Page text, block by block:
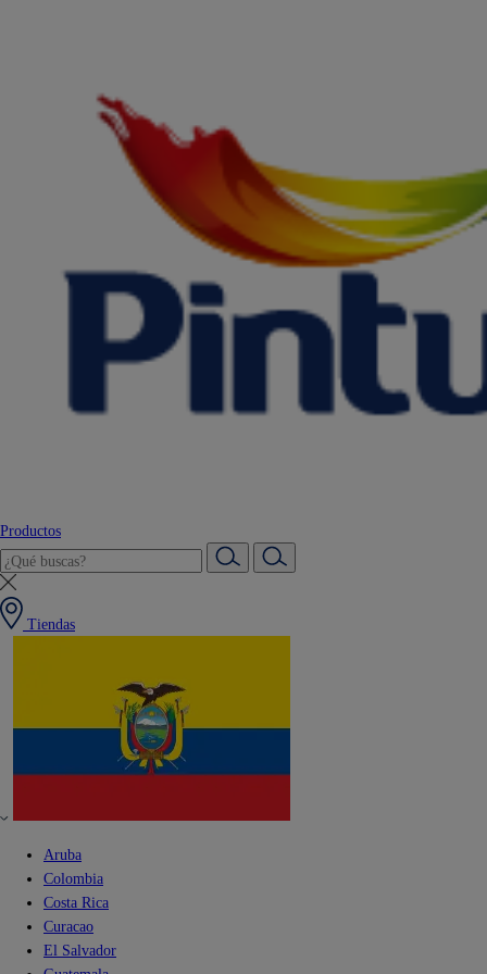
Productos
Tiendas
Aruba
Colombia
Costa Rica
Curacao
El Salvador